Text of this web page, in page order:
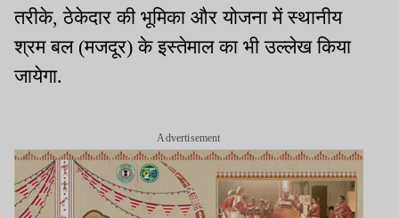
तरीके, ठेकेदार की भूमिका और योजना में स्थानीय
श्रम बल (मजदूर) के इस्तेमाल का भी उल्लेख किया
जायेगा.
Advertisement